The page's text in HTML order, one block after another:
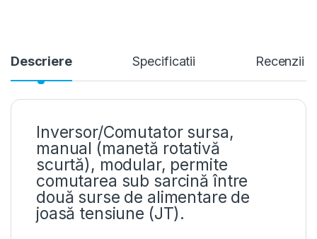
Descriere Specificatii Recenzii
Inversor/Comutator sursa,
manual (manetă rotativă
scurtă), modular, permite
comutarea sub sarcină între
două surse de alimentare de
joasă tensiune (JT).